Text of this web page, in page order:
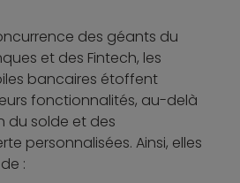
des géants du
et des Fintech, les
bancaires étoffent
fonctionnalités, au-delà
du solde et des
personnalisées. Ainsi, elles
: